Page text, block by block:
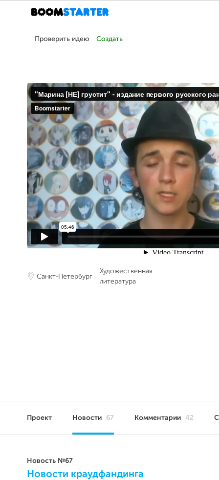
Проверить идею Создать
Санкт-Петербург
Художественная
литература
Проект Новости 67 Комментарии 42
Новость №67
Новости краудфандинга